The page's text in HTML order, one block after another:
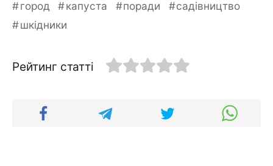
город капуста поради
садівництво
шкідники
Рейтинг статті